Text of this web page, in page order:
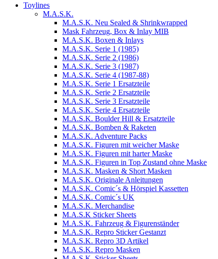
Toylines
M.A.S.K.
M.A.S.K. Neu Sealed & Shrinkwrapped
Mask Fahrzeug, Box & Inlay MIB
M.A.S.K. Boxen & Inlays
M.A.S.K. Serie 1 (1985)
M.A.S.K. Serie 2 (1986)
M.A.S.K. Serie 3 (1987)
M.A.S.K. Serie 4 (1987-88)
M.A.S.K. Serie 1 Ersatzteile
M.A.S.K. Serie 2 Ersatzteile
M.A.S.K. Serie 3 Ersatzteile
M.A.S.K. Serie 4 Ersatzteile
M.A.S.K. Boulder Hill & Ersatzteile
M.A.S.K. Bomben & Raketen
M.A.S.K. Adventure Packs
M.A.S.K. Figuren mit weicher Maske
M.A.S.K. Figuren mit harter Maske
M.A.S.K. Figuren in Top Zustand ohne Maske
M.A.S.K. Masken & Short Masken
M.A.S.K. Originale Anleitungen
M.A.S.K. Comic´s & Hörspiel Kassetten
M.A.S.K. Comic´s UK
M.A.S.K. Merchandise
M.A.S.K Sticker Sheets
M.A.S.K. Fahrzeug & Figurenständer
M.A.S.K. Repro Sticker Gestanzt
M.A.S.K. Repro 3D Artikel
M.A.S.K. Repro Masken